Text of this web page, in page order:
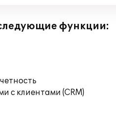
функции:
с клиентами (CRM)